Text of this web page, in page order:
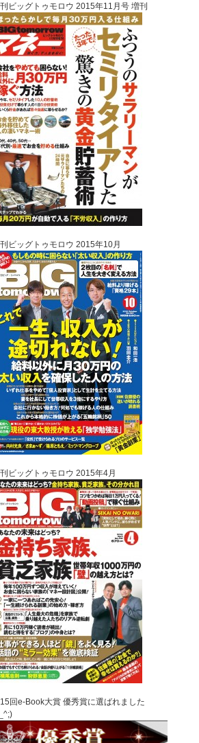
ビッグトゥモロウ 2015年11月号 増刊
ビッグトゥモロウ 2015年10月
ビッグトゥモロウ 2015年4月
回e-Book大賞 優秀賞に選ばれました